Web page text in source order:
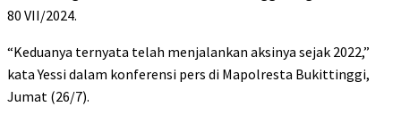
80 VII/2024.
“Keduanya ternyata telah menjalankan aksinya sejak 2022,”
kata Yessi dalam konferensi pers di Mapolresta Bukittinggi,
Jumat (26/7).